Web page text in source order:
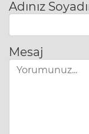
Adınız
Mesaj